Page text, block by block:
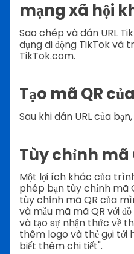
mạng xã hội
Sao chép và dán URL
dụng di động TikTok và
TikTok.com.
Tạo mã QR
Sau khi dán URL của
Tùy chỉnh mã
Một lợi ích khác của
phép bạn tùy chỉnh mã
tùy chỉnh mã QR của
và mẫu mã mã QR với
và tạo sự nhận thức về
thêm logo và thẻ gọi tới
biết thêm chi tiết".